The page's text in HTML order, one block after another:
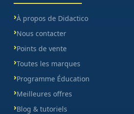
À propos de Didactico
Nous contacter
Points de vente
Toutes les marques
Programme Éducation
Meilleures offres
Blog & tutoriels